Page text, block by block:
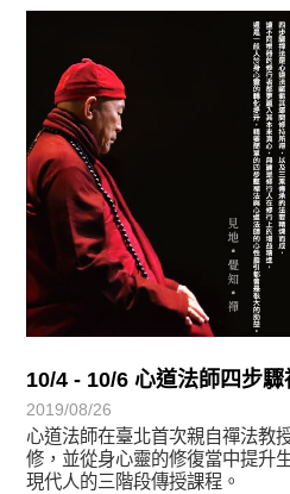
10/4 - 10/6 心道法師四步
2019/08/26
心道法師在臺北首次親自禪法教
修，並從身心靈的修復當中提升
現代人的三階段傳授課程。